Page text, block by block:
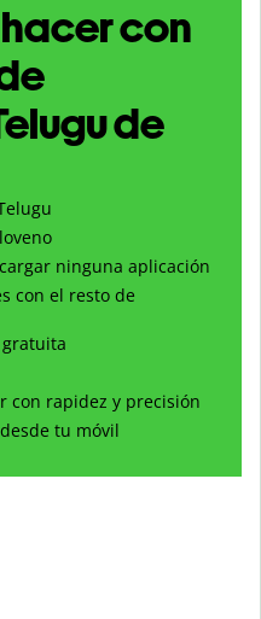
con
de
ninguna aplicación
con el resto de
con rapidez y precisión
tu móvil